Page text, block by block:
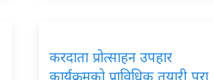
करदाता प्रोत्साहन उपहार